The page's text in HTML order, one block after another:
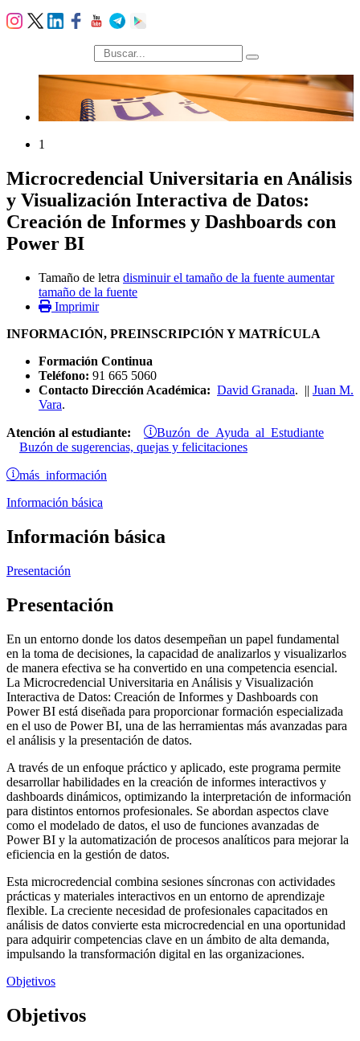
búsqueda
1
Microcredencial Universitaria en Análisis
y Visualización Interactiva de Datos:
Creación de Informes y Dashboards con
Power BI
Tamaño de letra disminuir el tamaño de la fuente aumentar
tamaño de la fuente
Imprimir
INFORMACIÓN, PREINSCRIPCIÓN Y MATRÍCULA
Formación Continua
Teléfono: 91 665 5060
Contacto Dirección Académica: David Granada. || Juan M.
Vara.
Atención al estudiante: Buzón de Ayuda al Estudiante
Buzón de sugerencias, quejas y felicitaciones
más información
Información básica
Información básica
Presentación
Presentación
En un entorno donde los datos desempeñan un papel fundamental
en la toma de decisiones, la capacidad de analizarlos y visualizarlos
de manera efectiva se ha convertido en una competencia esencial.
La Microcredencial Universitaria en Análisis y Visualización
Interactiva de Datos: Creación de Informes y Dashboards con
Power BI está diseñada para proporcionar formación especializada
en el uso de Power BI, una de las herramientas más avanzadas para
el análisis y la presentación de datos.
A través de un enfoque práctico y aplicado, este programa permite
desarrollar habilidades en la creación de informes interactivos y
dashboards dinámicos, optimizando la interpretación de información
para distintos entornos profesionales. Se abordan aspectos clave
como el modelado de datos, el uso de funciones avanzadas de
Power BI y la automatización de procesos analíticos para mejorar la
eficiencia en la gestión de datos.
Esta microcredencial combina sesiones síncronas con actividades
prácticas y materiales interactivos en un entorno de aprendizaje
flexible. La creciente necesidad de profesionales capacitados en
análisis de datos convierte esta microcredencial en una oportunidad
para adquirir competencias clave en un ámbito de alta demanda,
impulsando la transformación digital en las organizaciones.
Objetivos
Objetivos